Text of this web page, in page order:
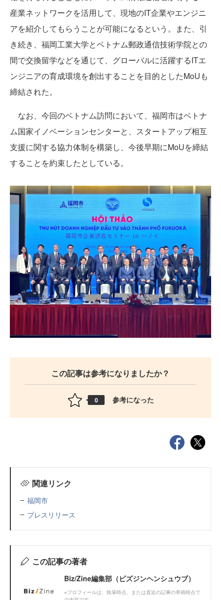
産業ネットワークを活用して、現地のIT企業やエンジニ
アを紹介してもらうことが可能になるという。また、引
き続き、福岡工業大学とベトナム郵政通信技術学院との
間で交換留学などを通じて、グローバルに活躍するITエ
ンジニアの育成環境を創出することを目的としたMoUも
締結された。
なお、今回のベトナム訪問において、福岡市はベトナ
ム国家イノベーションセンターと、スタートアップ相互
支援に関する協力体制を構築し、今後早期にMoUを締結
することを約束したとしている。
この記事は参考になりましたか？
0 参考になった
関連リンク
福岡市
プレスリリース
この記事の著者
Biz/Zine編集部（ビズジンヘンシュウブ）
※プロフィールは、執筆時点、または直近の記事の寄稿時点で